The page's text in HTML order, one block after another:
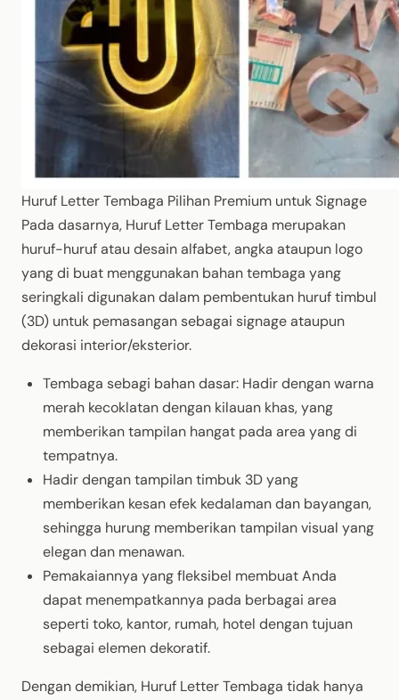
Huruf Letter Tembaga Pilihan Premium untuk Signage
Pada dasarnya, Huruf LetterTembaga merupakan
huruf-hurufatau desainalfabet,angka ataupun logo
yang di buat menggunakan bahantembaga yang
seringkali digunakandalam pembentukan huruftimbul
(3D) untuk pemasangansebagai signageataupun
dekorasi interior/eksterior.
Tembaga sebagi bahandasar: Hadirdenganwarna
merah kecoklatandengan kilauan khas, yang
memberikantampilan hangat pada area yang di
tempatnya.
Hadirdengantampilantimbuk 3D yang
memberikan kesanefek kedalamandan bayangan,
sehingga hurung memberikantampilanvisual yang
elegandan menawan.
Pemakaiannya yangfleksibel membuatAnda
dapat menempatkannya pada berbagai area
seperti toko, kantor, rumah, hotel dengantujuan
sebagai elemendekoratif.
Dengandemikian, Huruf LetterTembaga tidak hanya